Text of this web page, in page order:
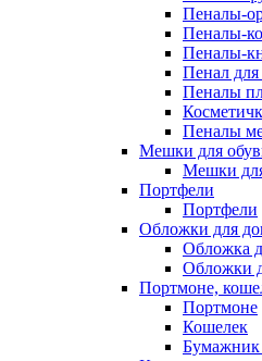
Пеналы-
Пеналы-
Пеналы-
Пенал для
Пеналы
Пеналы
Мешки для
Мешки
Портфели
Портфели
Обложки для
Обложка
Обложки
Портмоне,
Портмоне
Кошелек
Бумажник